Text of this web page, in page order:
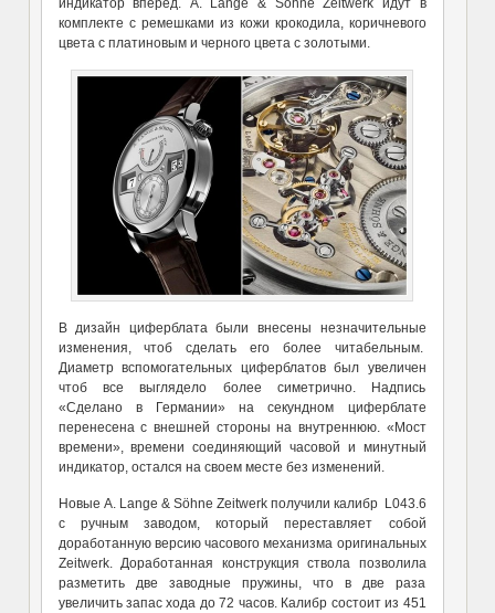
комплекте с ремешками из кожи крокодила, коричневого
цвета с платиновым и черного цвета с золотыми.
В дизайн циферблата были внесены незначительные
изменения, чтоб сделать его более читабельным.
Диаметр вспомогательных циферблатов был увеличен
чтоб все выглядело более симетрично. Надпись
«Сделано в Германии» на секундном циферблате
перенесена с внешней стороны на внутреннюю. «Мост
времени», времени соединяющий часовой и минутный
индикатор, остался на своем месте без изменений.
Новые A. Lange & Söhne Zeitwerk получили калибр L043.6
с ручным заводом, который переставляет собой
доработанную версию часового механизма оригинальных
Zeitwerk. Доработанная конструкция ствола позволила
разметить две заводные пружины, что в две раза
увеличить запас хода до 72 часов. Калибр состоит из 451